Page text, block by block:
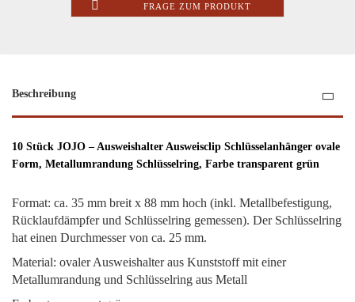
FRAGE ZUM PRODUKT
Beschreibung
10 Stück JOJO – Ausweishalter Ausweisclip Schlüsselanhänger ovale
Form, Metallumrandung Schlüsselring, Farbe transparent grün
Format: ca. 35 mm breit x 88 mm hoch (inkl. Metallbefestigung,
Rücklaufdämpfer und Schlüsselring gemessen). Der Schlüsselring
hat einen Durchmesser von ca. 25 mm.
Material: ovaler Ausweishalter aus Kunststoff mit einer
Metallumrandung und Schlüsselring aus Metall